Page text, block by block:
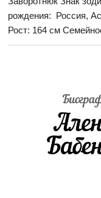
рождения: Россия,
Рост: 164 см